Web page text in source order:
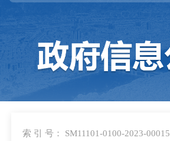
索 引 号： SM11101-0100-2023-00015